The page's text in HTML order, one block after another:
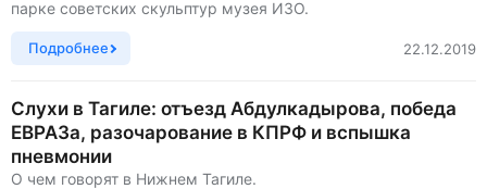
парке советских скульптур музея ИЗО.
Подробнее 22.12.2019
Слухи в Тагиле: отъезд Абдулкадырова, победа
ЕВРАЗа, разочарование в КПРФ и вспышка
пневмонии
О чем говорят в Нижнем Тагиле.